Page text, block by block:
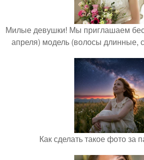
Милые девушки! Мы приглашаем
апреля) модель (волосы длинные,
Как сделать такое фото за